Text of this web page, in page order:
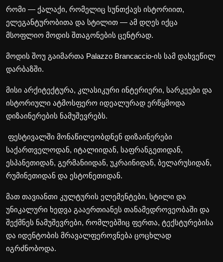
რომი — ქალაქი, რომელიც სუნთქავს ისტორიით,
ელეგანტურობითა და სტილით — ამ დღეს იქცა
მსოფლიო მოდის შთაგონების ცენტრად.
მოდის შოუ გაიმართა Palazzo Brancaccio-ის სამ დახვეწილ
დარბაზში.
მისი არქიტექტურა, კლასიკური ინტერიერი, სარკეები და
ისტორიული ატმოსფერო იდეალურად ერწყმოდა
დიზაინერების ნამუშევრებს.
ფესტივალში მონაწილეობდნენ დიზაინერები
საქართველოდან, იტალიიდან, საფრანგეთიდან,
ესპანეთიდან, გერმანიიდან, უკრაინიდან, ბელარუსიდან,
რუმინეთიდან და ესტონეთიდან.
მათ თავიანთი კულტურის ელემენტები, სტილი და
უნიკალური ხედვა გააერთიანეს თანამედროვეობაში და
შექმნეს ნამუშევრები, რომლებშიც ფერთა, ტექსტურებისა
და იდენტობის მრავალფეროვნება ცოცხლად
იგრძნობოდა.